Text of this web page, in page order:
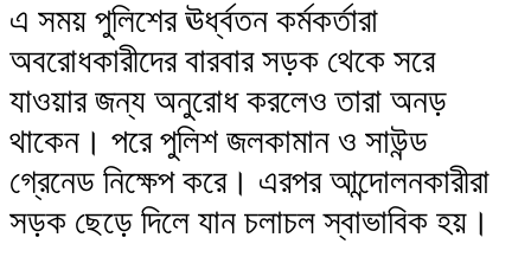
এ সময় পুলিশের ঊর্ধ্বতন কর্মকর্তারা
অবরোধকারীদের বারবার সড়ক থেকে সরে
যাওয়ার জন্য অনুরোধ করলেও তারা অনড়
থাকেন। পরে পুলিশ জলকামান ও সাউন্ড
গ্রেনেড নিক্ষেপ করে। এরপর আন্দোলনকারীরা
সড়ক ছেড়ে দিলে যান চলাচল স্বাভাবিক হয়।